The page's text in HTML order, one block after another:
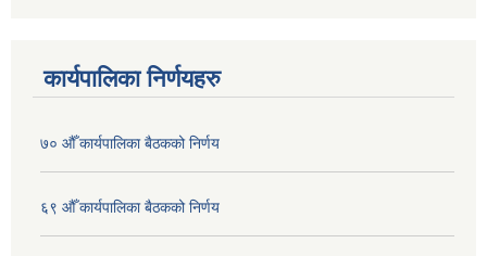
कार्यपालिका निर्णयहरु
७० औँ कार्यपालिका बैठकको निर्णय
६९ औँ कार्यपालिका बैठकको निर्णय